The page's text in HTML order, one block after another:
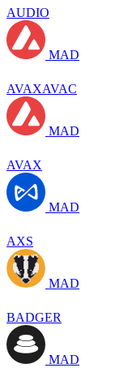
AUDIO
MAD
AVAXAVAC
MAD
AVAX
MAD
AXS
MAD
BADGER
MAD